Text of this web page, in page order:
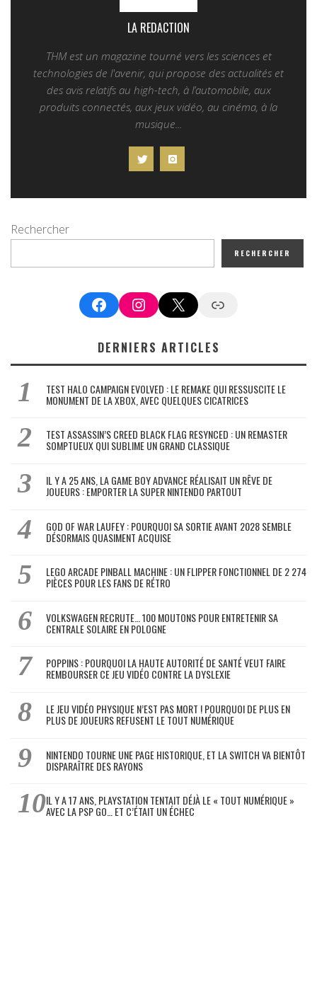
LA REDACTION
THM est un magazine tourné vers les sciences et
technologies de l'avenir, qui propose des actualités et
des avis relatifs au high-tech, à l’automobile, aux
produits connectés, aux jeux vidéo, au cinéma, à la
musique...
Rechercher
RECHERCHER
FacebookInstagram
X Google News
DERNIERS ARTICLES
TEST HALO CAMPAIGN EVOLVED : LE REMAKE QUI RESSUSCITE LE
MONUMENT DE LA XBOX, AVEC QUELQUES CICATRICES
TEST ASSASSIN’S CREED BLACK FLAG RESYNCED : UN REMASTER
SOMPTUEUX QUI SUBLIME UN GRAND CLASSIQUE
IL Y A 25 ANS, LA GAME BOY ADVANCE RÉALISAIT UN RÊVE DE
JOUEURS : EMPORTER LA SUPER NINTENDO PARTOUT
GOD OF WAR LAUFEY : POURQUOI SA SORTIE AVANT 2028 SEMBLE
DÉSORMAIS QUASIMENT ACQUISE
LEGO ARCADE PINBALL MACHINE : UN FLIPPER FONCTIONNEL DE 2 274
PIÈCES POUR LES FANS DE RÉTRO
VOLKSWAGEN RECRUTE… 100 MOUTONS POUR ENTRETENIR SA
CENTRALE SOLAIRE EN POLOGNE
POPPINS : POURQUOI LA HAUTE AUTORITÉ DE SANTÉ VEUT FAIRE
REMBOURSER CE JEU VIDÉO CONTRE LA DYSLEXIE
LE JEU VIDÉO PHYSIQUE N’EST PAS MORT ! POURQUOI DE PLUS EN
PLUS DE JOUEURS REFUSENT LE TOUT NUMÉRIQUE
NINTENDO TOURNE UNE PAGE HISTORIQUE, ET LA SWITCH VA BIENTÔT
DISPARAÎTRE DES RAYONS
IL Y A 17 ANS, PLAYSTATION TENTAIT DÉJÀ LE « TOUT NUMÉRIQUE »
AVEC LA PSP GO… ET C’ÉTAIT UN ÉCHEC